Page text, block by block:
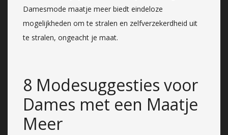
Damesmode maatje meer biedt eindeloze
mogelijkheden om te stralen en zelfverzekerdheid uit
te stralen, ongeacht je maat.
8 Modesuggesties voor
Dames met een Maatje
Meer